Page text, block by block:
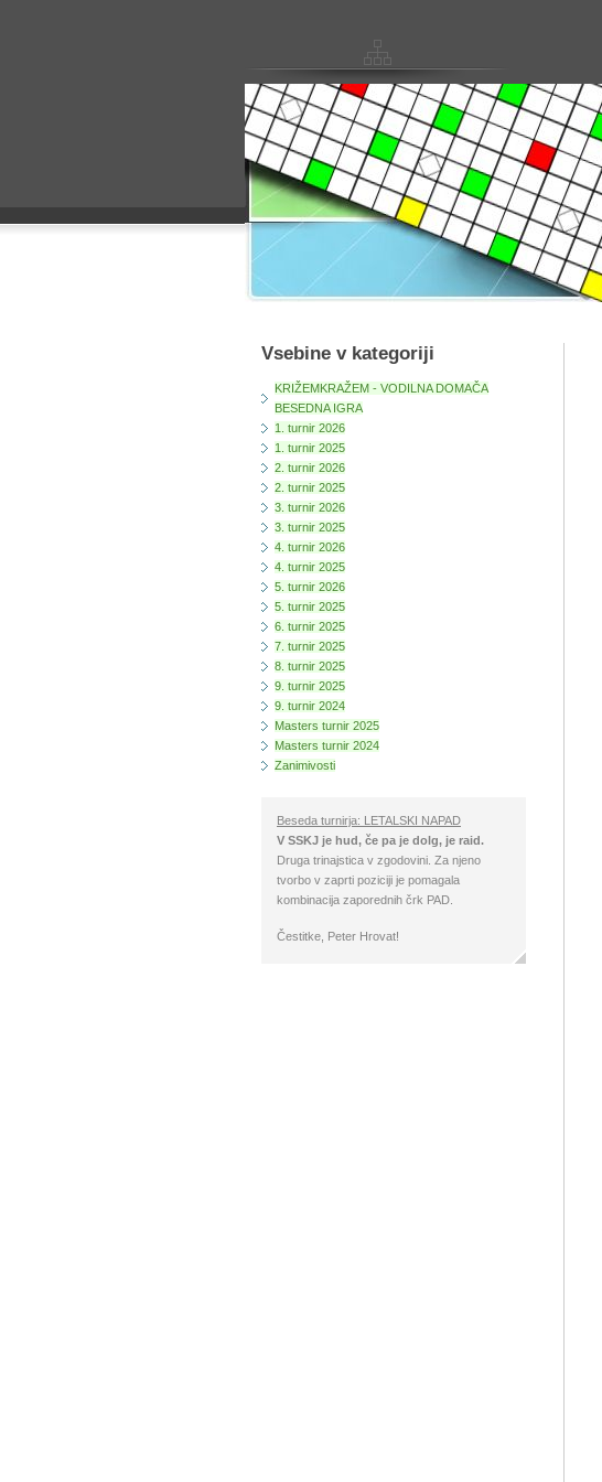
Vsebine v kategoriji
KRIŽEMKRAŽEM - VODILNA DOMAČA
BESEDNA IGRA
1. turnir 2026
1. turnir 2025
2. turnir 2026
2. turnir 2025
3. turnir 2026
3. turnir 2025
4. turnir 2026
4. turnir 2025
5. turnir 2026
5. turnir 2025
6. turnir 2025
7. turnir 2025
8. turnir 2025
9. turnir 2025
9. turnir 2024
Masters turnir 2025
Masters turnir 2024
Zanimivosti
Beseda turnirja: LETALSKI NAPAD
V SSKJ je hud, če pa je dolg, je raid.
Druga trinajstica v zgodovini. Za njeno
tvorbo v zaprti poziciji je pomagala
kombinacija zaporednih črk PAD.
Čestitke, Peter Hrovat!